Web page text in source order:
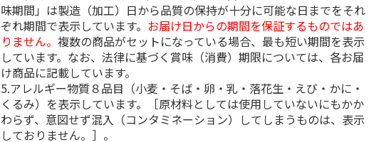
味期間」は製造（加工）日から品質の保持が十分に可能な日までをそれ
ぞれ期間で表示しています。 お届け日からの期間を保証するものではあ
りません。複数の商品がセットになっている場合、最も短い期間を表示
しています。なお、法律に基づく賞味（消費）期限については、各お届
け商品に記載しています。
5.アレルギー物質８品目（小麦・そば・卵・乳・落花生・えび・かに・
くるみ）を表示しています。［原材料としては使用していないにもかか
わらず、意図せず混入（コンタミネーション）してしまうものは、表示
しておりません。］。